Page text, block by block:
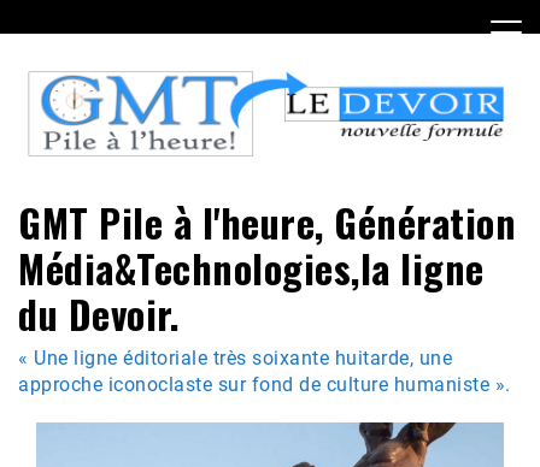
to
content
GMT Pile à l'heure, Génération
Média&Technologies,la ligne
du Devoir.
« Une ligne éditoriale très soixante huitarde, une
approche iconoclaste sur fond de culture humaniste ».